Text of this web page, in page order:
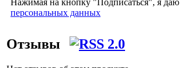
Нажимая на кнопку "Подписаться", я даю
персональных данных
Отзывы